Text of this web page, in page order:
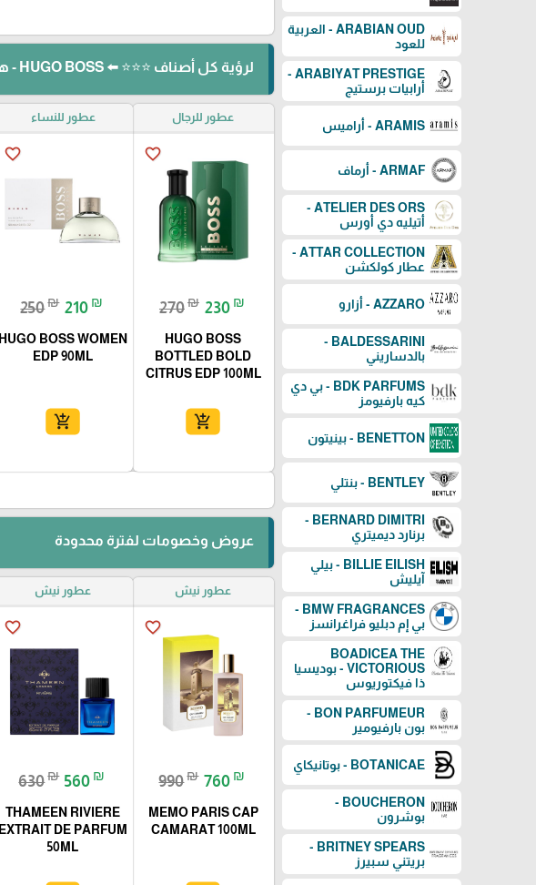
ARABIAN OUD - العربية
للعود
ARABIYAT PRESTIGE -
أرابيات برستيج
ARAMIS - أراميس
ARMAF - أرماف
ATELIER DES ORS -
أتيليه دي أورس
ATTAR COLLECTION -
عطار كولكشن
AZZARO - أزارو
BALDESSARINI -
بالدساريني
BDK PARFUMS - بي دي
كيه بارفيومز
BENETTON - بينيتون
BENTLEY - بنتلي
BERNARD DIMITRI -
برنارد ديميتري
BILLIE EILISH - بيلي
آيليش
BMW FRAGRANCES -
بي إم دبليو فراغرانسز
BOADICEA THE
VICTORIOUS - بوديسيا
ذا فيكتوريوس
BON PARFUMEUR -
بون بارفيومير
BOTANICAE - بوتانيكاي
BOUCHERON -
بوشرون
BRITNEY SPEARS -
بريتني سبيرز
لرؤية كل أصناف ⭐⭐⭐ ⬅️ HUGO BOSS - هوغو بوس
عطور للرجال
favorite_border
270₪ 230 ₪
HUGO BOSS
BOTTLED BOLD
CITRUS EDP 100ML
add_shopping_cart
عطور للنساء
favorite_border
250₪ 210 ₪
HUGO BOSS WOMEN
EDP 90ML
add_shopping_cart
عروض وخصومات لفترة محدودة
عطور نيش
favorite_border
990₪ 760 ₪
MEMO PARIS CAP
CAMARAT 100ML
عطور نيش
favorite_border
630₪ 560 ₪
THAMEEN RIVIERE
EXTRAIT DE PARFUM
50ML